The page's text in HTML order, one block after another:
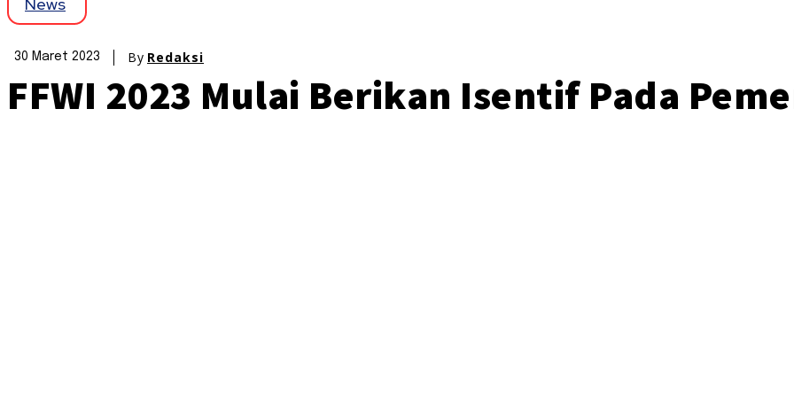
News
30 Maret 2023 By Redaksi
FFWI 2023 Mulai Berikan Isentif Pada